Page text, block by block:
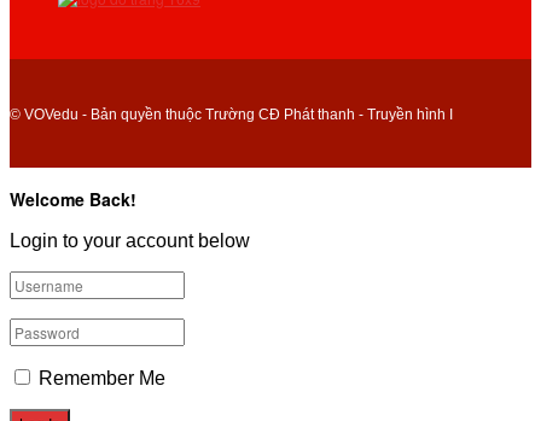
© VOVedu - Bản quyền thuộc Trường CĐ Phát thanh - Truyền hình I
Welcome Back!
Login to your account below
Remember Me